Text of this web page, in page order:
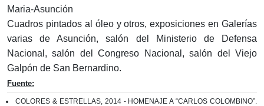
Maria-Asunción
Cuadros pintados al óleo y otros, exposiciones en Galerías
varias de Asunción, salón del Ministerio de Defensa
Nacional, salón del Congreso Nacional, salón del Viejo
Galpón de San Bernardino.
Fuente:
COLORES & ESTRELLAS, 2014 - HOMENAJE A “CARLOS COLOMBINO”.